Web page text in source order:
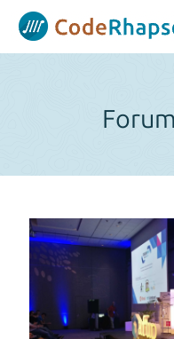
Panneau de gestion des cookies